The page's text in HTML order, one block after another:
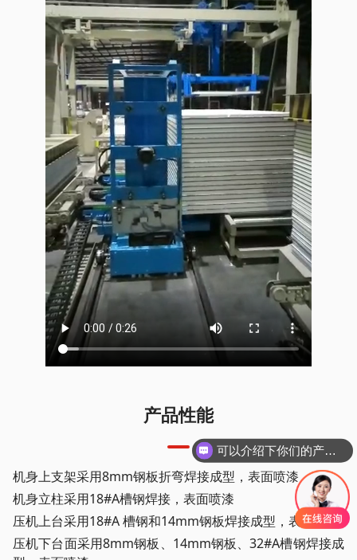
产品性能
机身上支架采用8mm钢板折弯焊接成型，表面喷漆
机身立柱采用18#A槽钢焊接，表面喷漆
压机上台采用18#A 槽钢和14mm钢板焊接成型，表面喷漆
压机下台面采用8mm钢板、14mm钢板、32#A槽钢焊接成
可以介绍下你们的产品么